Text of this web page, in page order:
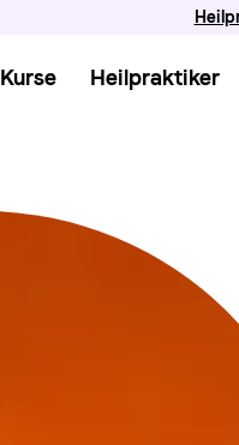
Kurse Heilpraktiker